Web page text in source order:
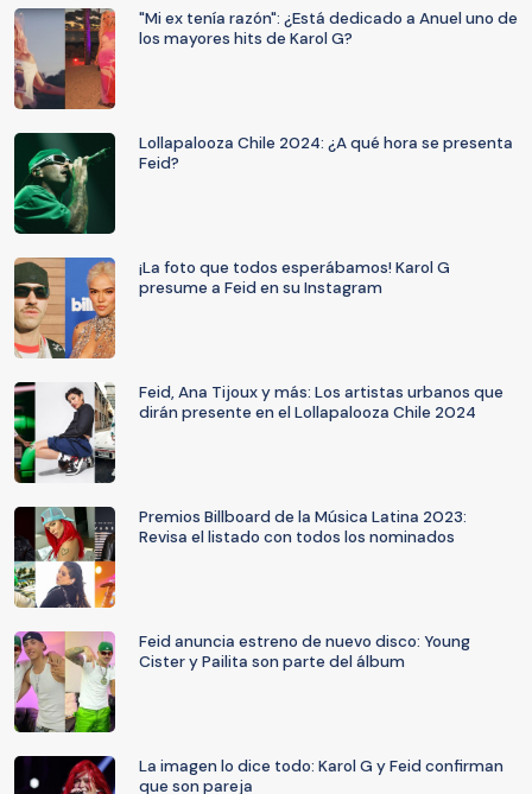
"Mi ex tenía razón": ¿Está dedicado a Anuel uno de
los mayores hits de Karol G?
Lollapalooza Chile 2024: ¿A qué hora se presenta
Feid?
¡La foto que todos esperábamos! Karol G
presume a Feid en su Instagram
Feid, Ana Tijoux y más: Los artistas urbanos que
dirán presente en el Lollapalooza Chile 2024
Premios Billboard de la Música Latina 2023:
Revisa el listado con todos los nominados
Feid anuncia estreno de nuevo disco: Young
Cister y Pailita son parte del álbum
La imagen lo dice todo: Karol G y Feid confirman
que son pareja